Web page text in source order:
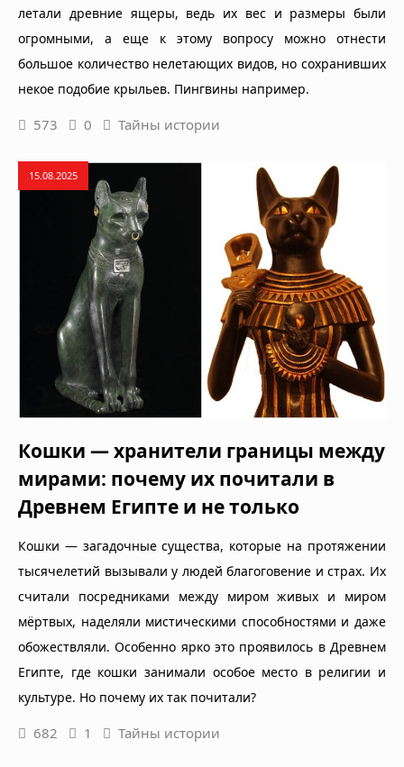
летали древние ящеры, ведь их вес и размеры были
огромными, а еще к этому вопросу можно отнести
большое количество нелетающих видов, но сохранивших
некое подобие крыльев. Пингвины например.
573 0 Тайны истории
15.08.2025
Кошки — хранители границы между
мирами: почему их почитали в
Древнем Египте и не только
Кошки — загадочные существа, которые на протяжении
тысячелетий вызывали у людей благоговение и страх. Их
считали посредниками между миром живых и миром
мёртвых, наделяли мистическими способностями и даже
обожествляли. Особенно ярко это проявилось в Древнем
Египте, где кошки занимали особое место в религии и
культуре. Но почему их так почитали?
682 1 Тайны истории